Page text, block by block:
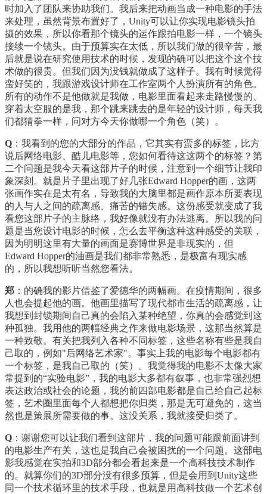
时加入了团队来协助我们。我后来把动画当成一种电影的手法
来处理，虽然背景布置好了，Unity可以让你实现电影镜头拍
摄的效果，所以你看那个镜头的运作跟拍电影一样，一个镜头
接续一个镜头。由于预算实在太低，所以我们做的很辛苦，最
后就是说在研究使用技术的时候，发现的确可以把这个这个技
术做的很贵。但我们因为没钱就做成了这样子。我有时候觉得
蛮好笑的，我跟游戏设计师在工作室两个人扮演所有的角色。
所有的动作不是他做就是我做，电影里面看起来走路慢慢的、
穿着太空服的是我，那个跳来跳去的是年轻的设计师，每天我
们都猜拳一样，问对方今天你做哪一个角色（笑）。
Q ：我看到的您的大部分的作品，它其实有蛮多的标签，比方
说后网络电影、酷儿电影等，您如何看待这这两个的标签？第
二个问题是我今天看这部片子的时候，注意到一个细节让我印
象深刻。就是片子里出现了好几张Edward Hopper的画，这两
张画作实在是太有名，导致我的大脑里都是画作原本所要表现
的人与人之间的疏离感、痛苦的错失感。这份感受就变成了我
看您这部片子的主脉络，我好像就没有办法逃离。所以我的问
题是当您设计电影的时候，怎么去平衡这种这种感受的关联，
因为明明这里有大量的画面是赛博世界是非现实的，但
Edward Hopper的油画是我们都非常熟悉，是极富有现实感
的，所以我想听听当然您看法。
郑 ：的确我的影片借鉴了爱德华的两幅画。在疫情期间，很多
人也会提起他的画。他画里描写了现代都市生活的疏离感，让
我想到封锁期间自己真的会陷入某种绝望，你真的会感觉到这
种孤独。我用他的两幅经典之作来做电影场景，这那当然算是
一种致敬。有关把我列入各种不同标签，这些名称有些是我自
己取的，例如"后网络艺术家"。事实上我的电影每个电影都有
一个标签，是我自己取的（笑）。我觉得我的电影不太像大家
常提到的“实验电影”，我的电影大多都有叙事，也非常强烈想
表达政治或社会的论题，我的前四部电影都是自己给自己起标
签，艺术圈里面每个人都想把你归类，那是无可避免的，这当
然也是策展所需要做的事。这没关系，我就接受归类了。
Q ：谢谢您可以让我们看到这部片，我的问题可能跟前面讲到
的电影生产有关，这也是我自己会被困扰的一个问题。这部电
影我感觉在实拍和3D部分都会看起来是一个高科技技术制作
的。就算你们的3D部分没有很多预算，但是会用到Unity这些
同一个技术循环里的技术手段，也就是用高科技做一个艺术创